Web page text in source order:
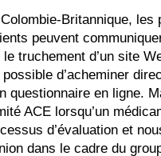
Britannique,
peuvent
le truchement d’un site
d’acheminer
questionnaire en ligne.
ACE lorsqu’un
d’évaluation et
dans le cadre du